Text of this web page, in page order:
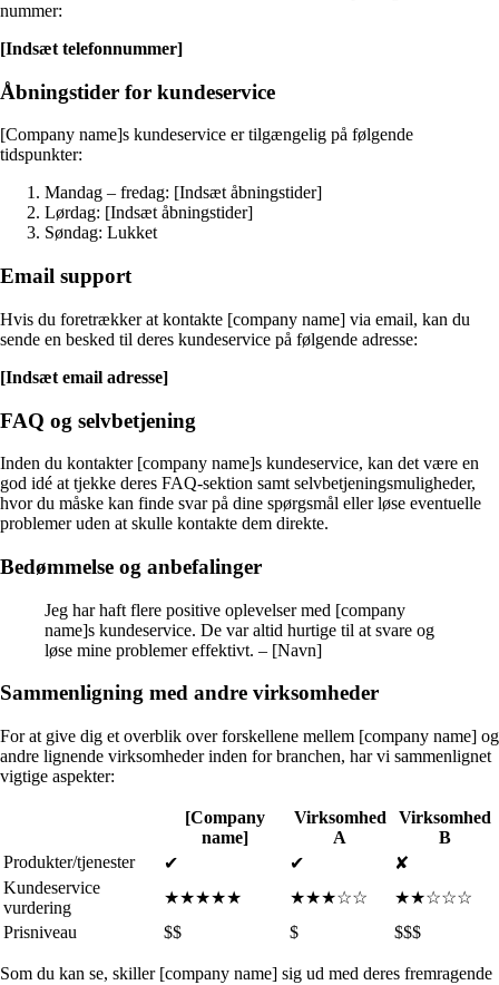
nummer:
[Indsæt telefonnummer]
Åbningstider for kundeservice
[Company name]s kundeservice er tilgængelig på følgende
tidspunkter:
Mandag – fredag: [Indsæt åbningstider]
Lørdag: [Indsæt åbningstider]
Søndag: Lukket
Email support
Hvis du foretrækker at kontakte [company name] via email, kan du
sende en besked til deres kundeservice på følgende adresse:
[Indsæt email adresse]
FAQ og selvbetjening
Inden du kontakter [company name]s kundeservice, kan det være en
god idé at tjekke deres FAQ-sektion samt selvbetjeningsmuligheder,
hvor du måske kan finde svar på dine spørgsmål eller løse eventuelle
problemer uden at skulle kontakte dem direkte.
Bedømmelse og anbefalinger
Jeg har haft flere positive oplevelser med [company
name]s kundeservice. De var altid hurtige til at svare og
løse mine problemer effektivt. – [Navn]
Sammenligning med andre virksomheder
For at give dig et overblik over forskellene mellem [company name] og
andre lignende virksomheder inden for branchen, har vi sammenlignet
vigtige aspekter:
[Company
name]
Virksomhed
A
Virksomhed
B
Produkter/tjenester
✔ ✔
✘
Kundeservice
vurdering
★★★★★ ★★★☆☆
★★☆☆☆
Prisniveau
$$ $ $$$
Som du kan se, skiller [company name] sig ud med deres fremragende